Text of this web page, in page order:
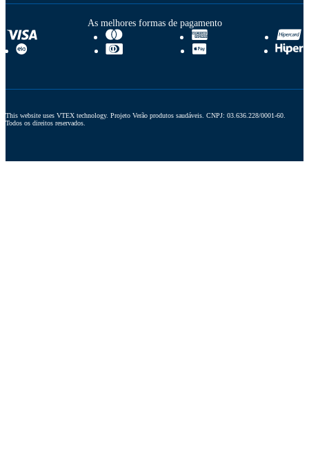
As melhores formas de pagamento
This website uses VTEX technology. Projeto Verão produtos saudáveis. CNPJ: 03.636.228/0001-60.
Todos os direitos reservados.